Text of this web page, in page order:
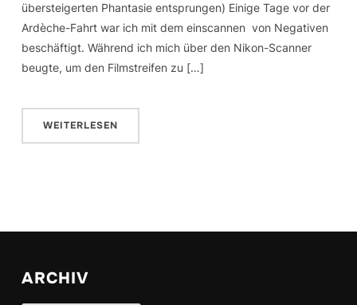
übersteigerten Phantasie entsprungen) Einige Tage vor der
Ardèche-Fahrt war ich mit dem einscannen von Negativen
beschäftigt. Während ich mich über den Nikon-Scanner
beugte, um den Filmstreifen zu […]
WEITERLESEN
ARCHIV